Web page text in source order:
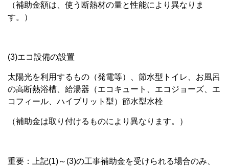
（補助金額は、使う断熱材の量と性能により異なりま
す。）
(3)エコ設備の設置
太陽光を利用するもの（発電等）、節水型トイレ、お風呂
の高断熱浴槽、給湯器（エコキュート、エコジョーズ、エ
コフィール、ハイブリット型）節水型水栓
（補助金は取り付けるものにより異なります。）
重要：上記(1)～(3)の工事補助金を受けられる場合のみ、